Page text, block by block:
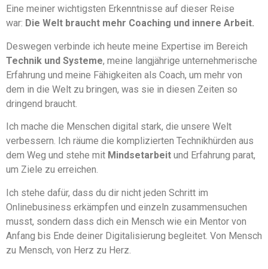
Eine meiner wichtigsten Erkenntnisse auf dieser Reise
war: Die Welt braucht mehr Coaching und innere Arbeit.
Deswegen verbinde ich heute meine Expertise im Bereich
Technik und Systeme, meine langjährige unternehmerische
Erfahrung und meine Fähigkeiten als Coach, um mehr von
dem in die Welt zu bringen, was sie in diesen Zeiten so
dringend braucht.
Ich mache die Menschen digital stark, die unsere Welt
verbessern. Ich räume die komplizierten Technikhürden aus
dem Weg und stehe mit Mindsetarbeit und Erfahrung parat,
um Ziele zu erreichen.
Ich stehe dafür, dass du dir nicht jeden Schritt im
Onlinebusiness erkämpfen und einzeln zusammensuchen
musst, sondern dass dich ein Mensch wie ein Mentor von
Anfang bis Ende deiner Digitalisierung begleitet. Von Mensch
zu Mensch, von Herz zu Herz.